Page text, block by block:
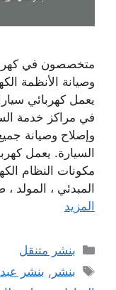
متخصصون في
وصيانة الأنظمة
يعمل كهربائي
في مراكز خدمة
وإصلاح وصيانة
السيارة. يعمل
مكونات النظام
المبدئي ، المولد
المزيد
التصنيفات
بنشر متنقل
الوسوم
بنشر , بنشر عبد